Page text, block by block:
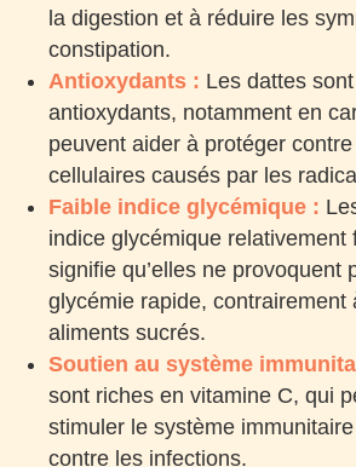
la digestion et à réduire les
constipation.
Antioxydants : Les dattes
antioxydants, notamment en
peuvent aider à protéger
cellulaires causés par les
Faible indice glycémique :
indice glycémique relativement
signifie qu’elles ne provoquent
glycémie rapide, contrairement
aliments sucrés.
Soutien au système
sont riches en vitamine C, qui
stimuler le système
contre les infections.